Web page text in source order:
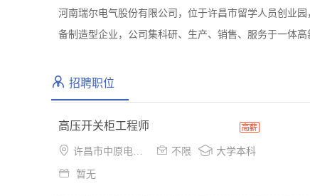
河南瑞尔电气股份有限公司，位于许昌市留学人员创业
备制造型企业，公司集科研、生产、销售、服务于一体
招聘职位
高压开关柜工程师
 许昌市中原电气谷创业孵化园  不限  大学本科
 暂无